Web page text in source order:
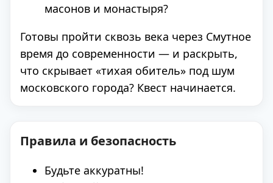
масонов и монастыря?
Готовы пройти сквозь века через Смутное
время до современности — и раскрыть,
что скрывает «тихая обитель» под шум
московского города? Квест начинается.
Правила и безопасность
Будьте аккуратны!